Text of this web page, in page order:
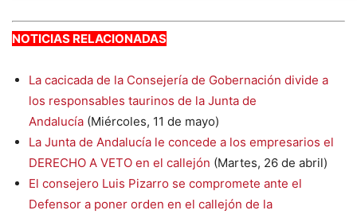
NOTICIAS RELACIONADAS
La cacicada de la Consejería de Gobernación divide a
los responsables taurinos de la Junta de
Andalucía (Miércoles, 11 de mayo)
La Junta de Andalucía le concede a los empresarios el
DERECHO A VETO en el callejón (Martes, 26 de abril)
El consejero Luis Pizarro se compromete ante el
Defensor a poner orden en el callejón de la